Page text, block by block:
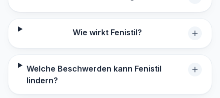
Wie wirkt Fenistil?
Welche Beschwerden kann Fenistil
lindern?